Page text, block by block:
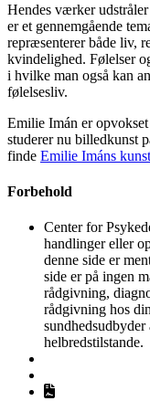
Hendes værker
er et gennemgående
repræsenterer både liv,
kvindelighed. Følelser
i hvilke man også kan
følelsesliv.
Emilie Imán er
studerer nu billedkunst
finde Emilie Imáns
Forbehold
Center for
handlinger eller
denne side er
side er på ingen
rådgivning,
rådgivning hos
sundhedsudbyder
helbredstilstande.